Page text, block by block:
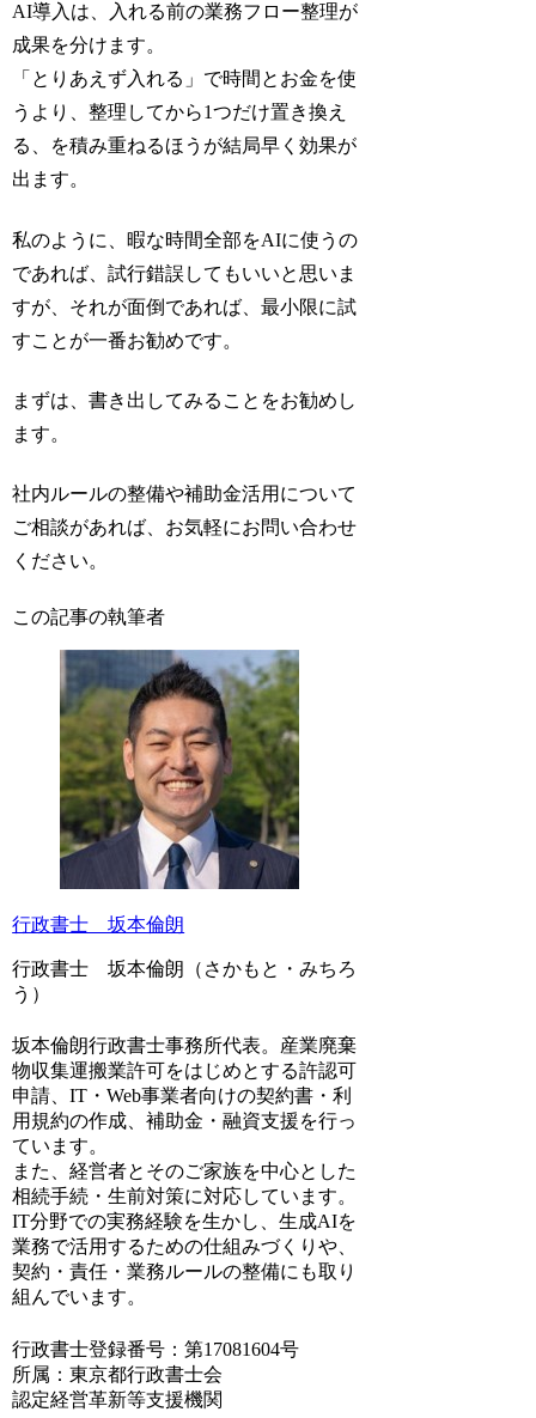
AI導入は、入れる前の業務フロー整理が
成果を分けます。
「とりあえず入れる」で時間とお金を使
うより、整理してから1つだけ置き換え
る、を積み重ねるほうが結局早く効果が
出ます。
私のように、暇な時間全部をAIに使うの
であれば、試行錯誤してもいいと思いま
すが、それが面倒であれば、最小限に試
すことが一番お勧めです。
まずは、書き出してみることをお勧めし
ます。
社内ルールの整備や補助金活用について
ご相談があれば、お気軽にお問い合わせ
ください。
この記事の執筆者
行政書士 坂本倫朗
行政書士 坂本倫朗（さかもと・みちろ
う）
坂本倫朗行政書士事務所代表。産業廃棄
物収集運搬業許可をはじめとする許認可
申請、IT・Web事業者向けの契約書・利
用規約の作成、補助金・融資支援を行っ
ています。
また、経営者とそのご家族を中心とした
相続手続・生前対策に対応しています。
IT分野での実務経験を生かし、生成AIを
業務で活用するための仕組みづくりや、
契約・責任・業務ルールの整備にも取り
組んでいます。
行政書士登録番号：第17081604号
所属：東京都行政書士会
認定経営革新等支援機関